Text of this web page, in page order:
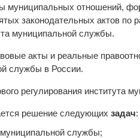
муниципальных отношений,
законодательных актов по
муниципальной службы.
акты и реальные
службы в России.
регулирования института
решение следующих задач:
муниципальной службы;